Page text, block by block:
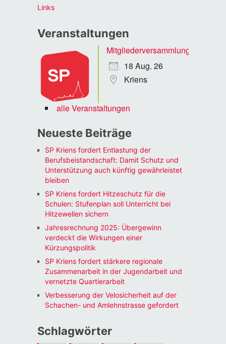
Links
Veranstaltungen
Mitgliederversammlung
18 Aug. 26
Kriens
alle Veranstaltungen
Neueste Beiträge
SP Kriens fordert Entlastung der
Berufsbeistandschaft: Damit Schutz und
Unterstützung auch künftig gewährleistet
bleiben
SP Kriens fordert Hitzeschutz für die
Schulen: Stufenplan soll Unterricht bei
Hitzewellen sichern
Jahresrechnung 2025: Übergewinn
verdeckt die Wirkungen einer
Kürzungspolitik
SP Kriens fordert stärkere regionale
Zusammenarbeit in der Jugendarbeit und
vernetzte Quartierarbeit
Verbesserung der Velosicherheit auf der
Schachen- und Amlehnstrasse gefordert
Schlagwörter